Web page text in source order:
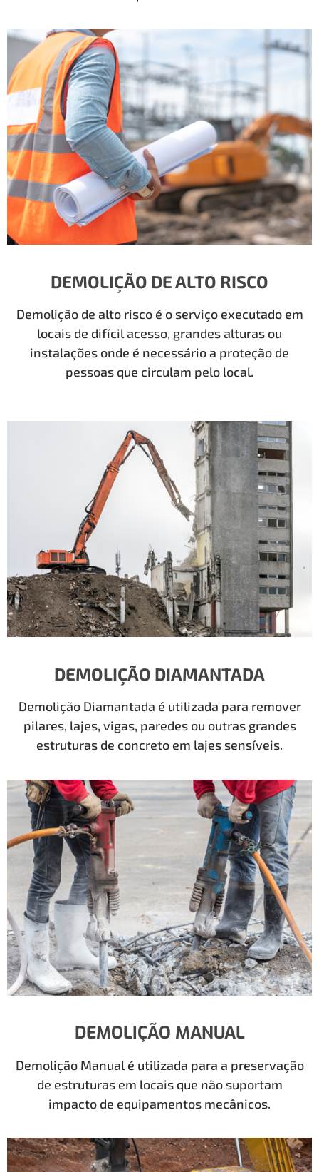
DEMOLIÇÃO DE ALTO RISCO
Demolição de alto risco é o serviço executado em
locais de difícil acesso, grandes alturas ou
instalações onde é necessário a proteção de
pessoas que circulam pelo local.
DEMOLIÇÃO DIAMANTADA
Demolição Diamantada é utilizada para remover
pilares, lajes, vigas, paredes ou outras grandes
estruturas de concreto em lajes sensíveis.
DEMOLIÇÃO MANUAL
Demolição Manual é utilizada para a preservação
de estruturas em locais que não suportam
impacto de equipamentos mecânicos.